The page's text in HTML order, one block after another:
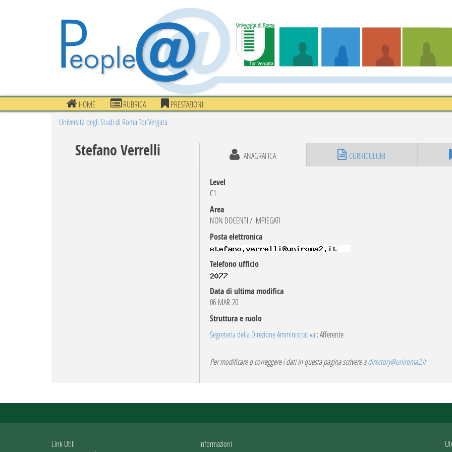
HOME RUBRICA PRESTAZIONI
Università degli Studi di Roma Tor Vergata
Stefano Verrelli ANAGRAFICA CURRICULUM
Level
C1
Area
NON DOCENTI / IMPIEGATI
Posta elettronica
Telefono ufficio
Data di ultima modifica
06-MAR-20
Struttura e ruolo
Segreteria della Direzione Amministrativa : Afferente
Per modificare o correggere i dati in questa pagina scrivere adirectory@uniroma2.it
Link Utili
Informazioni